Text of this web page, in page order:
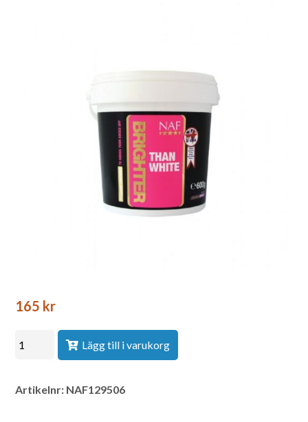
165 kr
Lägg till i varukorg
Artikelnr: NAF129506